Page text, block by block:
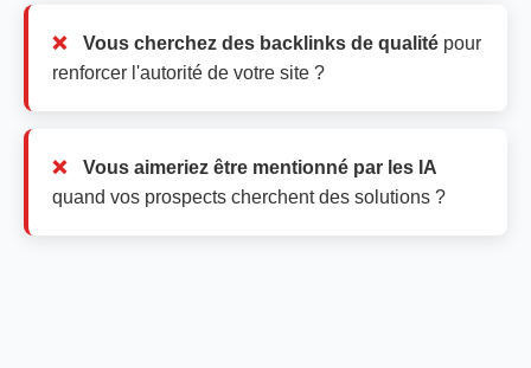
Vous cherchez des backlinks de qualité pour
renforcer l'autorité de votre site ?
Vous aimeriez être mentionné par les IA
quand vos prospects cherchent des solutions ?